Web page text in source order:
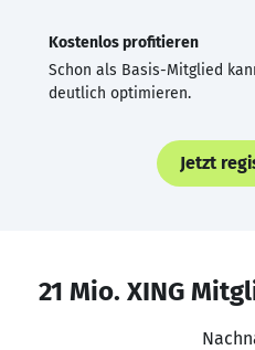
Kostenlos profitieren
Schon als Basis-Mitglied
deutlich optimieren.
Jetzt
21 Mio. XING